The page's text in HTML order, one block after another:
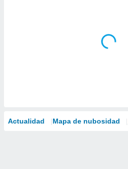
Actualidad Mapa de nubosidad